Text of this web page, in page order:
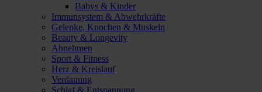
Babys & Kinder
Immunsystem & Abwehrkräfte
Gelenke, Knochen & Muskeln
Beauty & Longevity
Abnehmen
Sport & Fitness
Herz & Kreislauf
Verdauung
Schlaf & Entspannung